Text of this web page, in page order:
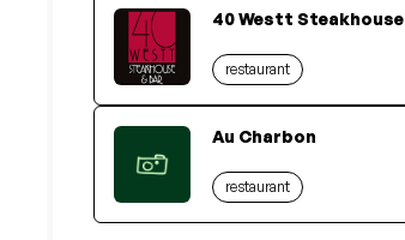
40 Westt Steakhouse
restaurant
Au Charbon
restaurant